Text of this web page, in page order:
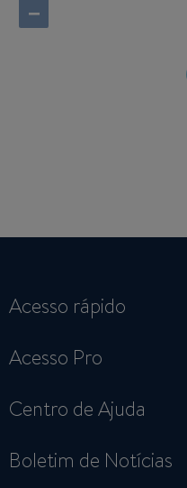
−
Acesso rápido
Acesso Pro
Centro de Ajuda
Boletim de Notícias